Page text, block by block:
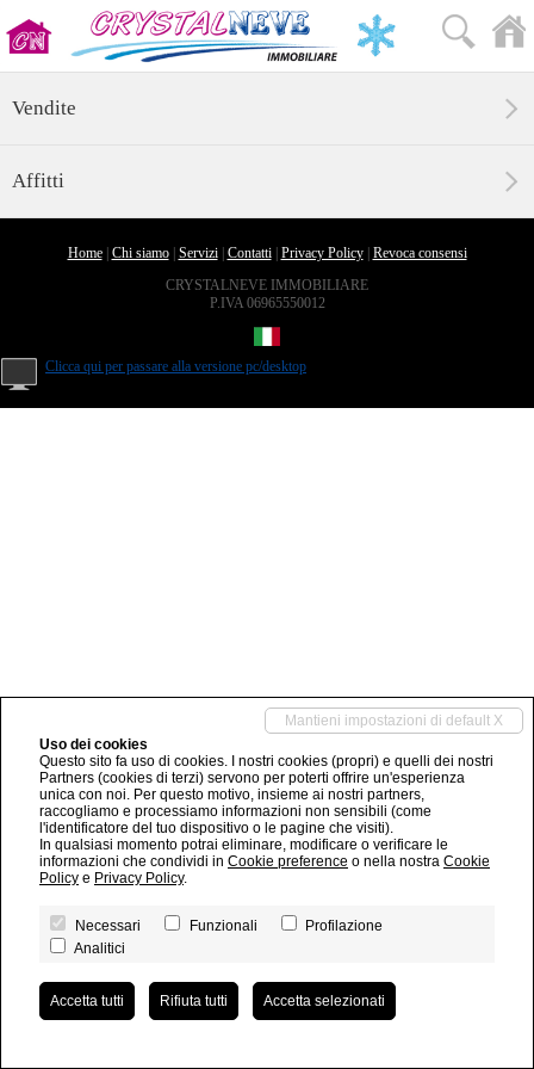
Vendite
Affitti
Home| Chi siamo| Servizi| Contatti| Privacy Policy| Revoca consensi
CRYSTALNEVE IMMOBILIARE
P.IVA 06965550012
Clicca qui per passare alla versione pc/desktop
Mantieni impostazioni di default X
Uso dei cookies
Questo sito fa uso di cookies. I nostri cookies (propri) e quelli dei nostri
Partners (cookies di terzi) servono per poterti offrire un'esperienza
unica con noi. Per questo motivo, insieme ai nostri partners,
raccogliamo e processiamo informazioni non sensibili (come
l'identificatore del tuo dispositivo o le pagine che visiti).
In qualsiasi momento potrai eliminare, modificare o verificare le
informazioni che condividi in Cookie preference o nella nostra Cookie
Policy e Privacy Policy.
Necessari Funzionali
Profilazione
Analitici
Accetta tutti Rifiuta tutti Accetta selezionati